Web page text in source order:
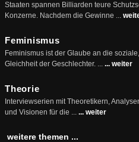
Staaten spannen Billiarden teure
Konzerne. Nachdem die Gewinne ...
Feminismus
Feminismus ist der Glaube an die
Gleichheit der Geschlechter. ... ... weiter
Theorie
Interviewserien mit Theoretikern,
und Visionen für die ... ... weiter
weitere themen ...